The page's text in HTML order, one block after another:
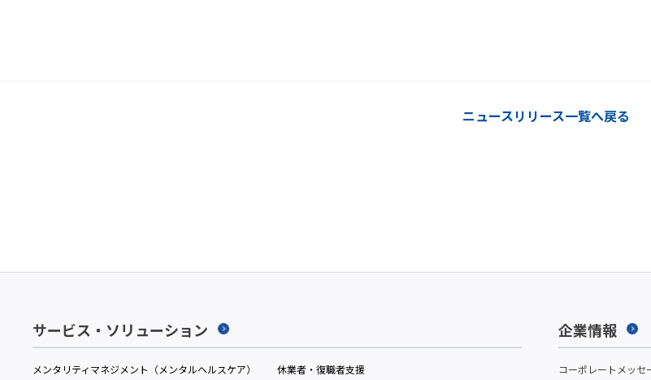
ニュースリリース一覧へ戻る
サービス・ソリューション
メンタリティマネジメント（メンタルヘルスケア）
休業者・復職者支援
企業情報
コーポレートメッセ